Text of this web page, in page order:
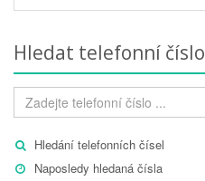
Hledat telefonní číslo
Hledání telefonních čísel
Naposledy hledaná čísla